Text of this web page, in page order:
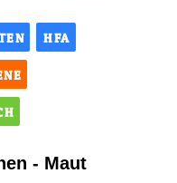
- Maut
HFA